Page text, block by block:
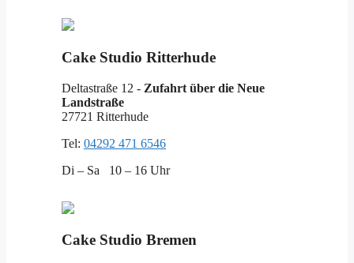
Cake Studio Ritterhude
Deltastraße 12 - Zufahrt über die Neue
Landstraße
27721 Ritterhude
Tel: 04292 471 6546
Di – Sa 10 – 16 Uhr
Cake Studio Bremen